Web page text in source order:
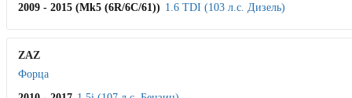
2009 - 2015 (Mk5 (6R/6C/61)) 1.6 TDI (103 л.с. Дизель)
ZAZ
Форца